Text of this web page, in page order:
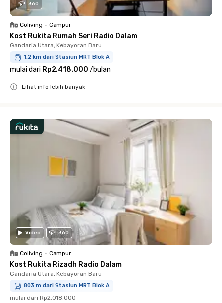
360
Coliving • Campur
Kost Rukita Rumah Seri Radio Dalam
Gandaria Utara, Kebayoran Baru
1.2 km dari Stasiun MRT Blok A
mulai dari Rp2.418.000 /bulan
Lihat info lebih banyak
Video 360
Coliving • Campur
Kost Rukita Rizadh Radio Dalam
Gandaria Utara, Kebayoran Baru
803 m dari Stasiun MRT Blok A
mulai dari Rp2.018.000